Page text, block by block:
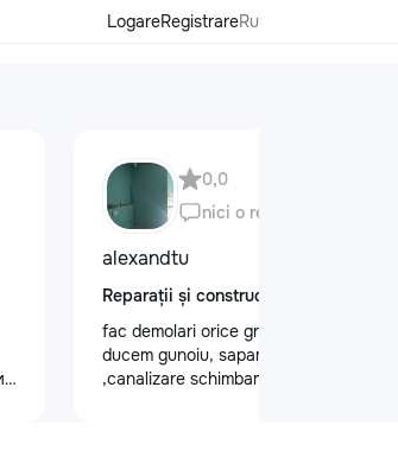
LogareRegistrareRu
0,0
nici o recenzie
alexandtu
Reparații și construcții
fac demolari orice greutate de lucru si
ducem gunoiu, sapam gropi
,canalizare schimbam trubele.Montam